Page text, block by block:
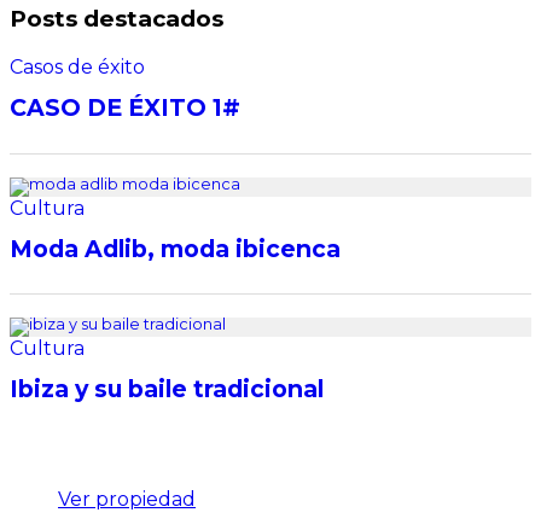
Posts destacados
Casos de éxito
CASO DE ÉXITO 1#
Cultura
Moda Adlib, moda ibicenca
Cultura
Ibiza y su baile tradicional
Ver propiedad